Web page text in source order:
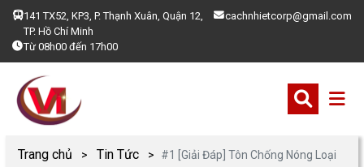
141 TX52, KP3, P. Thạnh Xuân, Quận 12,
TP. Hồ Chí Minh
Từ 08h00 đến 17h00
cachnhietcorp@gmail.com
Trang chủ Tin Tức
#1 [Giải Đáp] Tôn Chống Nóng Loại